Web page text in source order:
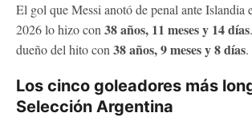
El gol que Messi anotó de penal ante Islandia
2026 lo hizo con 38 años, 11 meses y 14 días
dueño del hito con 38 años, 9 meses y 8 días.
Los cinco goleadores más
Selección Argentina